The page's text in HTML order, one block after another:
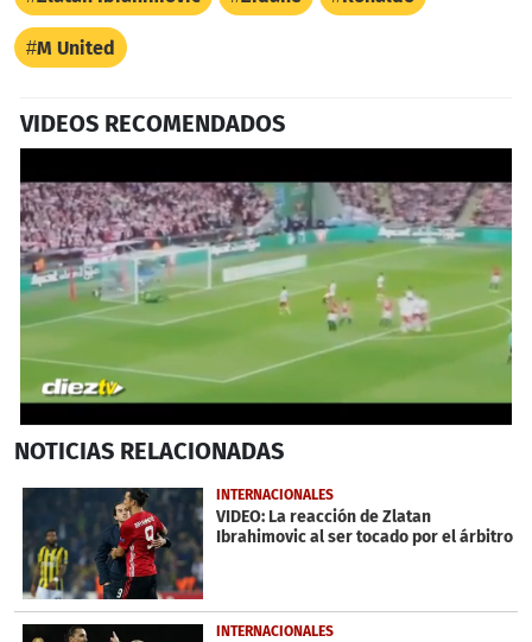
M United
VIDEOS RECOMENDADOS
seconds
22
Próximo
NOTICIAS RELACIONADAS
INTERNACIONALES
VIDEO: La reacción de Zlatan
Ibrahimovic al ser tocado por el árbitro
INTERNACIONALES